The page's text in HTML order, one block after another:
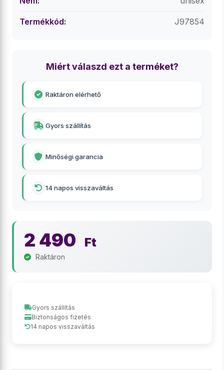
Termékkód: J97854
Miért válaszd ezt a terméket?
Raktáron elérhető
Gyors szállítás
Minőségi garancia
14 napos visszaváltás
2 490 Ft
Raktáron
Gyors szállítás
Biztonságos fizetés
14 napos visszaváltás